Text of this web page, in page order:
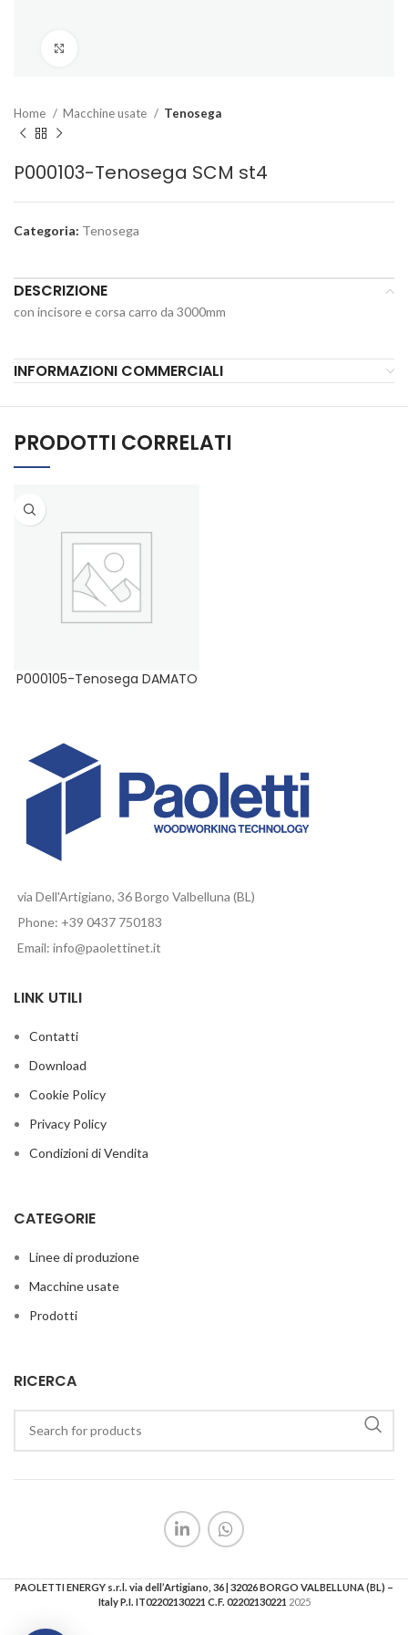
Home Macchine usate Tenosega
P000103-Tenosega SCM st4
Categoria: Tenosega
DESCRIZIONE
con incisore e corsa carro da 3000mm
INFORMAZIONI COMMERCIALI
PRODOTTI CORRELATI
P000105-Tenosega DAMATO
via Dell'Artigiano, 36 Borgo Valbelluna (BL)
Phone: +39 0437 750183
Email: info@paolettinet.it
LINK UTILI
Contatti
Download
Cookie Policy
Privacy Policy
Condizioni di Vendita
CATEGORIE
Linee di produzione
Macchine usate
Prodotti
RICERCA
PAOLETTI ENERGY s.r.l. via dell’Artigiano, 36 | 32026 BORGO VALBELLUNA (BL) –
Italy P.I. IT02202130221 C.F. 02202130221 2025